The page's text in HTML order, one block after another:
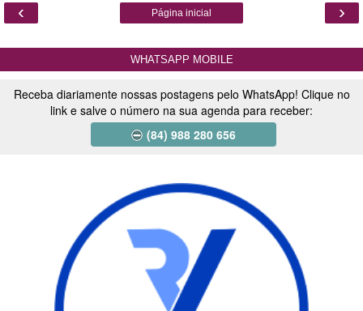
‹ ›
Página inicial
WHATSAPP MOBILE
Receba diariamente nossas postagens pelo WhatsApp! Clique no
link e salve o número na sua agenda para receber:
(84) 988 280 656